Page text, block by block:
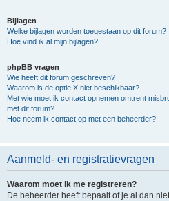
Bijlagen
Welke bijlagen worden toegestaan op dit forum?
Hoe vind ik al mijn bijlagen?
phpBB vragen
Wie heeft dit forum geschreven?
Waarom is de optie X niet beschikbaar?
Met wie moet ik contact opnemen omtrent
met dit forum?
Hoe neem ik contact op met een beheerder?
Aanmeld- en registratievragen
Waarom moet ik me registreren?
De beheerder heeft bepaalt of je al dan